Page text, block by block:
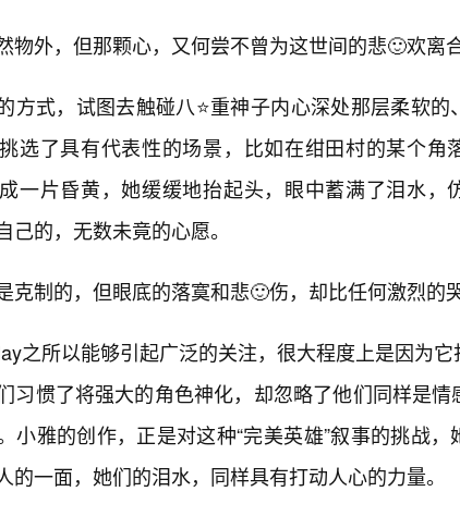
物外，但那颗心，又何尝不曾为这世间的悲🙂欢离
方式，试图去触碰八⭐重神子内心深处那层柔软的
选了具有代表性的场景，比如在绀田村的某个角
一片昏黄，她缓缓地抬起头，眼中蓄满了泪水，
己的，无数未竟的心愿。
克制的，但眼底的落寞和悲🙂伤，却比任何激烈的
之所以能够引起广泛的关注，很大程度上是因为
习惯了将强大的角色神化，却忽略了他们同样是
小雅的创作，正是对这种“完美英雄”叙事的挑战
的一面，她们的泪水，同样具有打动人心的力量。